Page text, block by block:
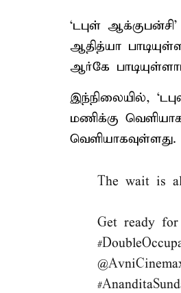
‘டபுள்
ஆதித்யா
ஆர்கே
இந்நிலையில்,
மணிக்கு
வெளியாகவுள்ளது.
The wait is
Get ready